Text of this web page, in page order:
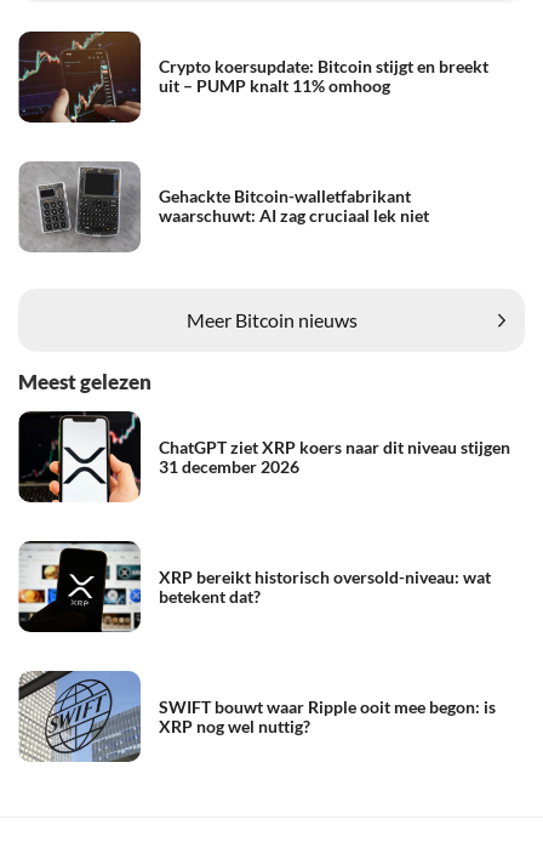
Crypto koersupdate: Bitcoin stijgt en breekt
uit – PUMP knalt 11% omhoog
Gehackte Bitcoin-walletfabrikant
waarschuwt: AI zag cruciaal lek niet
Meer Bitcoin nieuws
Meest gelezen
ChatGPT ziet XRP koers naar dit niveau stijgen
31 december 2026
XRP bereikt historisch oversold-niveau: wat
betekent dat?
SWIFT bouwt waar Ripple ooit mee begon: is
XRP nog wel nuttig?